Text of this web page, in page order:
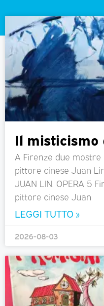
Il misticismo
A Firenze due
pittore cinese Juan
JUAN LIN. OPERA 5
pittore cinese Juan
LEGGI TUTTO »
2026-08-03